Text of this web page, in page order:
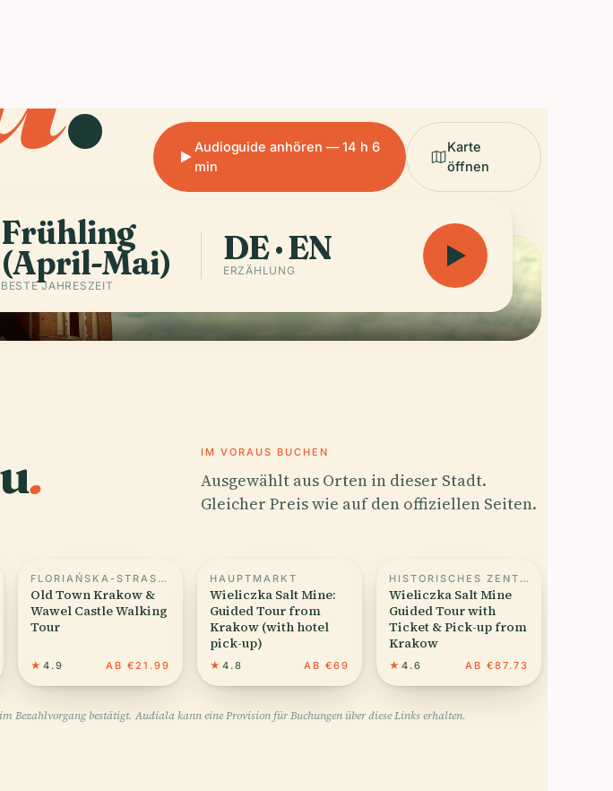
.
Audioguide anhören — 14 h 6
min
Karte
öffnen
Frühling
(April-Mai)
BESTE JAHRESZEIT
DE · EN
ERZÄHLUNG
. IM VORAUS BUCHEN
Ausgewählt aus Orten in dieser Stadt.
Gleicher Preis wie auf den offiziellen Seiten.
FLORIAŃSKA-STRASSE 5 IN KRAKAU
Old Town Krakow &
Wawel Castle Walking
Tour
★ 4.9 AB €21.99
HAUPTMARKT
Wieliczka Salt Mine:
Guided Tour from
Krakow (with hotel
pick-up)
★ 4.8 AB €69
HISTORISCHES ZENTRUM VON KRAKAU
Wieliczka Salt Mine
Guided Tour with
Ticket & Pick-up from
Krakow
★ 4.6 AB €87.73
Bezahlvorgang bestätigt. Audiala kann eine Provision für Buchungen über diese Links erhalten.